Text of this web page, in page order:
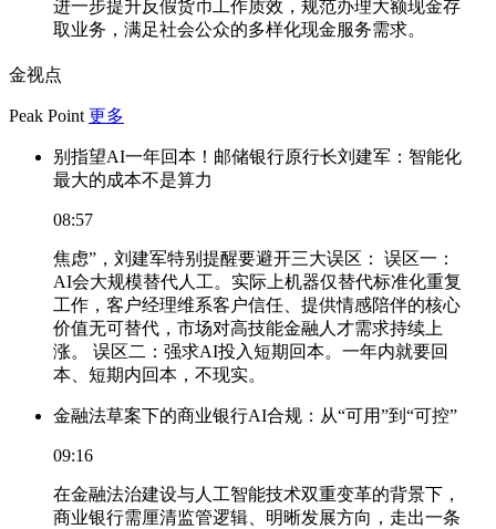
进一步提升反假货币工作质效，规范办理大额现金存
取业务，满足社会公众的多样化现金服务需求。
金视点
Peak Point 更多
别指望AI一年回本！邮储银行原行长刘建军：智能化
最大的成本不是算力
08:57
焦虑”，刘建军特别提醒要避开三大误区： 误区一：
AI会大规模替代人工。实际上机器仅替代标准化重复
工作，客户经理维系客户信任、提供情感陪伴的核心
价值无可替代，市场对高技能金融人才需求持续上
涨。 误区二：强求AI投入短期回本。一年内就要回
本、短期内回本，不现实。
金融法草案下的商业银行AI合规：从“可用”到“可控”
09:16
在金融法治建设与人工智能技术双重变革的背景下，
商业银行需厘清监管逻辑、明晰发展方向，走出一条